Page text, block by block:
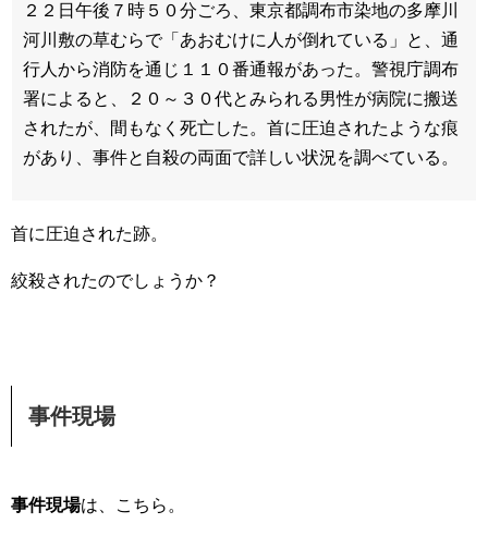
２２日午後７時５０分ごろ、東京都調布市染地の多摩川
河川敷の草むらで「あおむけに人が倒れている」と、通
行人から消防を通じ１１０番通報があった。警視庁調布
署によると、２０～３０代とみられる男性が病院に搬送
されたが、間もなく死亡した。首に圧迫されたような痕
があり、事件と自殺の両面で詳しい状況を調べている。
首に圧迫された跡。
絞殺されたのでしょうか？
事件現場
事件現場は、こちら。